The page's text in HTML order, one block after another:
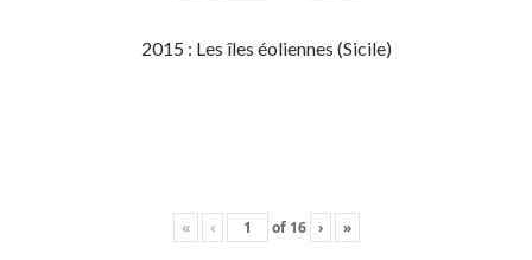
2015 : Les îles éoliennes (Sicile)
« ‹ of 16 › »